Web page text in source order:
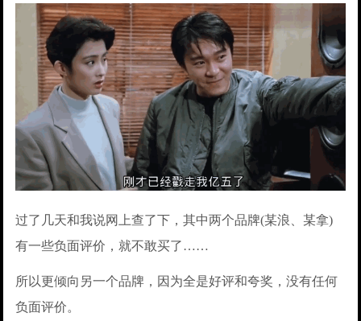
过了几天和我说网上查了下，其中两个品牌(某浪、某拿)
有一些负面评价，就不敢买了……
所以更倾向另一个品牌，因为全是好评和夸奖，没有任何
负面评价。